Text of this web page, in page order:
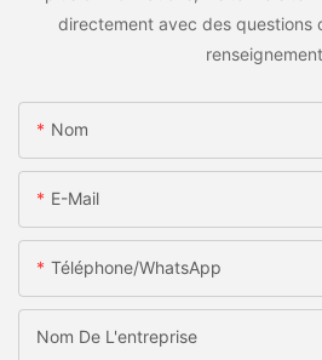
directement avec des questions
Nom
E-Mail
Téléphone/WhatsApp
Nom De L'entreprise